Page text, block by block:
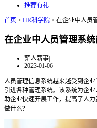
推荐有礼
首页 > HR科学院 > 在企业中人员
在企业中人员管理系统
薪人薪事|
2023-01-06
人员管理信息系统越来越受到企
引进各种管理系统。该系统为企
助企业快速开展工作，提高了人
做什么？